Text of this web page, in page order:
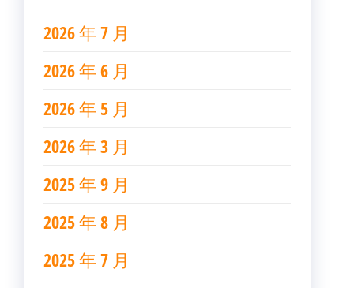
2026 年 7 月
2026 年 6 月
2026 年 5 月
2026 年 3 月
2025 年 9 月
2025 年 8 月
2025 年 7 月